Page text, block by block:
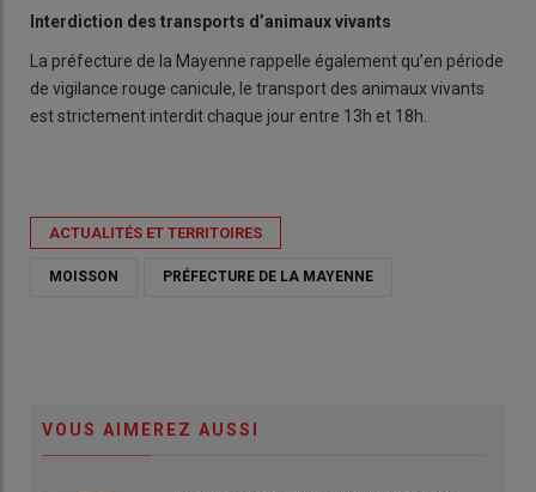
Interdiction des transports d’animaux vivants
La préfecture de la Mayenne rappelle également qu’en période
de vigilance rouge canicule, le transport des animaux vivants
est strictement interdit chaque jour entre 13h et 18h.
ACTUALITÉS ET TERRITOIRES
MOISSON PRÉFECTURE DE LA MAYENNE
VOUS AIMEREZ AUSSI